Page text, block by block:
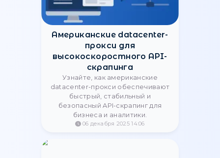
27 января 2026 20:34